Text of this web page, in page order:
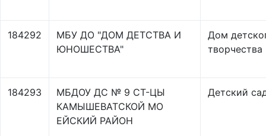
184292
МБУ ДО "ДОМ ДЕТСТВА И
ЮНОШЕСТВА"
Дом
творчества
184293
МБДОУ ДС № 9 СТ-ЦЫ
КАМЫШЕВАТСКОЙ МО
ЕЙСКИЙ РАЙОН
Детский